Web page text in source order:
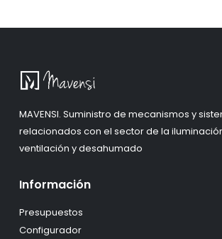
MAVENSI. Suministro de mecanismos y
relacionados con el sector de la
ventilación y desahumado
Información
Presupuestos
Configurador